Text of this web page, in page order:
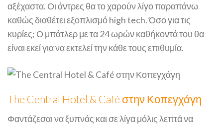
αξέχαστα. Οι άντρες θα το χαρούν λίγο παραπάνω
καθώς διαθέτει εξοπλισμό high tech. Όσο για τις
κυρίες; Ο μπάτλερ με τα 24 ωρών καθήκοντά του θα
είναι εκεί για να εκτελεί την κάθε τους επιθυμία.
The Central Hotel & Café στην Κοπεγχάγη
Φαντάζεσαι να ξυπνάς και σε λίγα μόλις λεπτά να